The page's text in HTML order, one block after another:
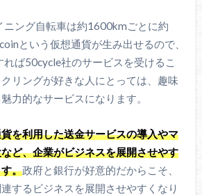
ニング自転車は約1600kmごとに約
という仮想通貨が生み出せるので、
ば50cycle社のサービスを受けるこ
リングが好きな人にとっては、趣味
力的なサービスになります。
を利用した送金サービスの導入やマ
ど、企業がビジネスを展開させやす
。政府と銀行が好意的だからこそ、
するビジネスを展開させやすくなり